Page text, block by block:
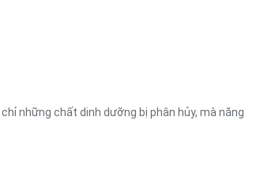
những chất dinh dưỡng bị phân hủy, mà năng